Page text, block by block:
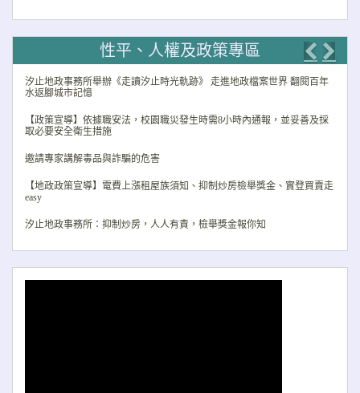
性平、人權及政策專區
汐止地政事務所舉辦《走讀汐止時光軌跡》 走進地政檔案世界 翻閱百年
水返腳城市記憶
【政策宣導】依據職安法，校園職災發生時需8小時內通報，並妥善及採
取必要安全衛生措施
邀請專家講解毒品與詐騙的危害
【地政政策宣導】電費上漲租屋族須知、抑制炒房檢舉獎金、實登買賣走
easy
汐止地政事務所：抑制炒房，人人有責，檢舉獎金報你知